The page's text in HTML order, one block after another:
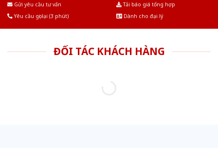
Gửi yêu cầu tư vấn
Tải báo giá tổng hợp
Yêu cầu gọi lại (3 phút)
Dành cho đại lý
ĐỐI TÁC KHÁCH HÀNG